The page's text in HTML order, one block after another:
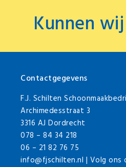
Kunnen
FooterContactgegevens
F.J. Schilten
Archimedesstraat 3
3316 AJ Dordrecht
078 – 84 34 218
06 – 21 82 76 75
info@fjschilten.nl | Volg ons